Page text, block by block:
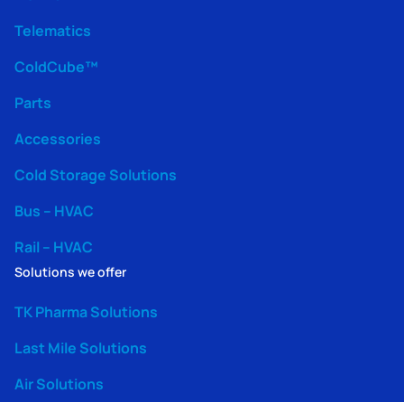
Telematics
ColdCube™
Parts
Accessories
Cold Storage Solutions
Bus – HVAC
Rail – HVAC
Solutions we offer
TK Pharma Solutions
Last Mile Solutions
Air Solutions